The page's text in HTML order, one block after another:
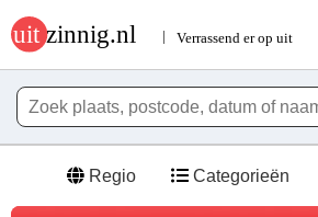
Regio Categorieën